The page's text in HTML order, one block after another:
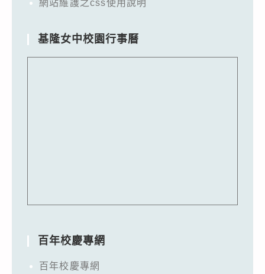
網站維護之css使用說明
基隆女中校園行事曆
百年校慶專網
百年校慶專網